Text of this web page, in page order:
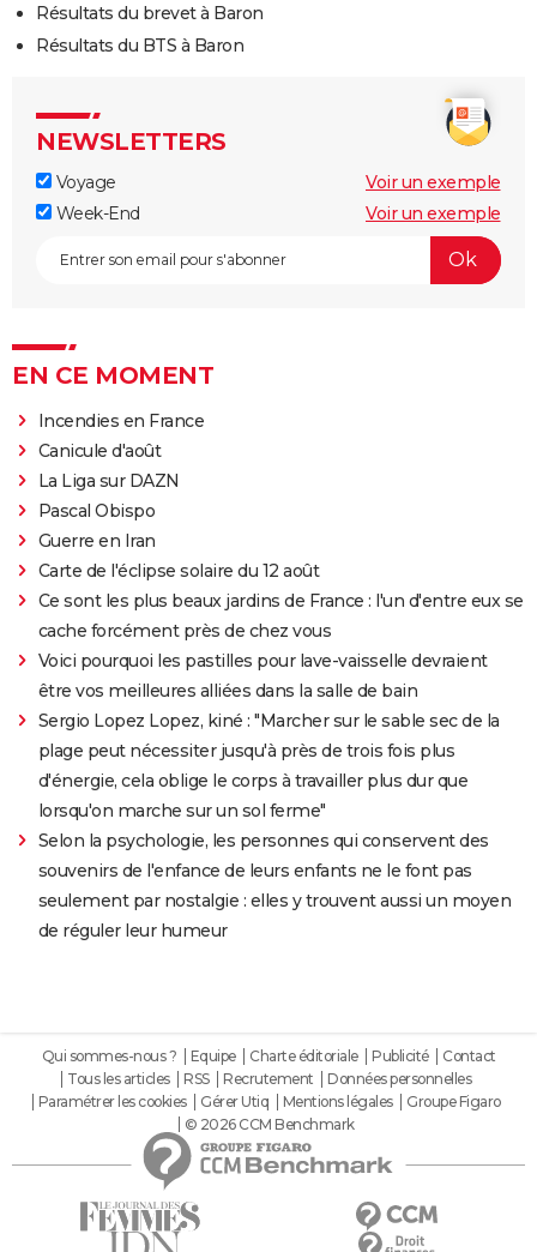
Résultats du brevet à Baron
Résultats du BTS à Baron
NEWSLETTERS
Voyage
Voir un exemple
Week-End
Voir un exemple
EN CE MOMENT
Incendies en France
Canicule d'août
La Liga sur DAZN
Pascal Obispo
Guerre en Iran
Carte de l'éclipse solaire du 12 août
Ce sont les plus beaux jardins de France : l'un d'entre eux se
cache forcément près de chez vous
Voici pourquoi les pastilles pour lave-vaisselle devraient
être vos meilleures alliées dans la salle de bain
Sergio Lopez Lopez, kiné : "Marcher sur le sable sec de la
plage peut nécessiter jusqu'à près de trois fois plus
d'énergie, cela oblige le corps à travailler plus dur que
lorsqu'on marche sur un sol ferme"
Selon la psychologie, les personnes qui conservent des
souvenirs de l'enfance de leurs enfants ne le font pas
seulement par nostalgie : elles y trouvent aussi un moyen
de réguler leur humeur
Qui sommes-nous ? Equipe Charte éditoriale Publicité
Contact
Tous les articles
RSS Recrutement
Données personnelles
Paramétrer les cookies
Gérer Utiq Mentions légales
Groupe Figaro
© 2026 CCM Benchmark